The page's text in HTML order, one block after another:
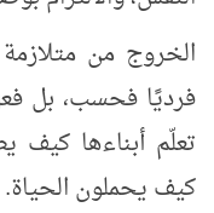
الخروج من
فرديًا فحسب، بل
تعلّم أبناءها كيف
كيف يحملون الحياة.